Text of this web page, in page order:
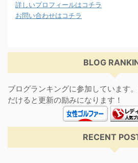
詳しいプロフィールはコチラ
お問い合わせはコチラ
BLOG
ブログランキングに参加しています
だけると更新の励みになります！
RECENT